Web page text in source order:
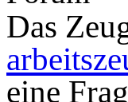
Das
eine